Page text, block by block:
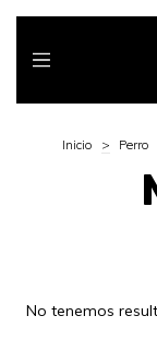
Inicio > Perro
No tenemos